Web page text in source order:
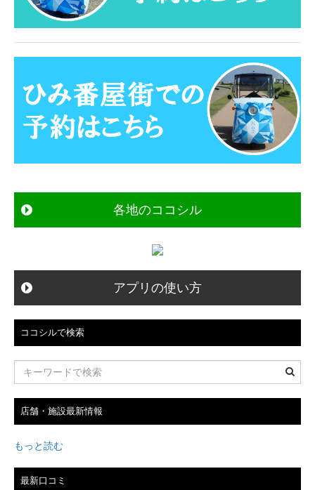
各地のココシル
アプリの使い方
ココシルで検索
店舗・施設最新情報
もっと読む
最新口コミ